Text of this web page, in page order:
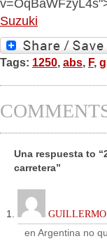
Suzuki
Tags: 1250, abs, F,
Una respuesta to
carretera”
GUILLERMO
en Argentina no